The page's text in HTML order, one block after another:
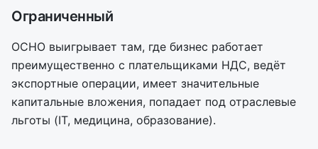
Ограниченный
ОСНО выигрывает там, где бизнес работает
преимущественно с плательщиками НДС, ведёт
экспортные операции, имеет значительные
капитальные вложения, попадает под отраслевые
льготы (IT, медицина, образование).